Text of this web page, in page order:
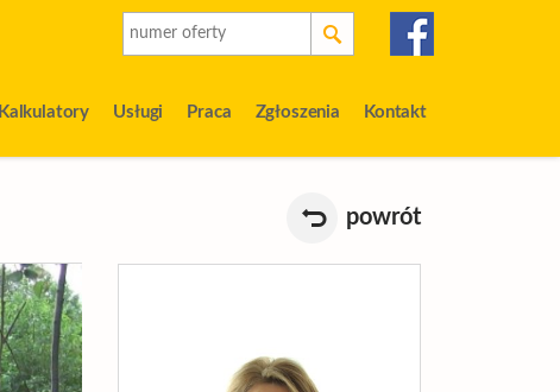
Kalkulatory Usługi Praca Zgłoszenia Kontakt
powrót